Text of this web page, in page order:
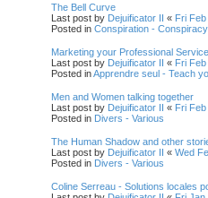
The Bell Curve
Last post by Dejuificator II « Fri
Posted in Conspiration - Conspiracy
Marketing your Professional
Last post by Dejuificator II « Fri
Posted inApprendre seul - Teach
Men and Women talking together
Last post by Dejuificator II « Fri
Posted in Divers - Various
The Human Shadow and other
Last post by Dejuificator II « Wed
Posted in Divers - Various
Coline Serreau - Solutions locales